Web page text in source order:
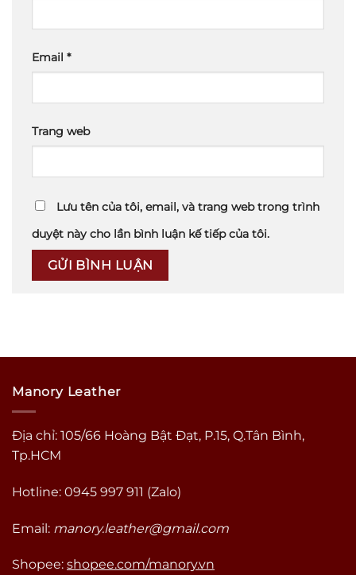
Email *
Trang web
Lưu tên của tôi, email, và trang web trong trình
duyệt này cho lần bình luận kế tiếp của tôi.
Manory Leather
Địa chỉ: 105/66 Hoàng Bật Đạt, P.15, Q.Tân Bình,
Tp.HCM
Hotline: 0945 997 911 (Zalo)
Email: manory.leather@gmail.com
Shopee: shopee.com/manory.vn